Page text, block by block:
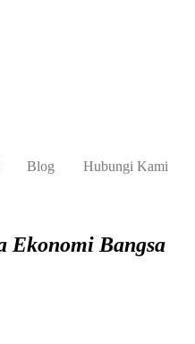
Blog Hubungi Kami
Ekonomi Bangsa